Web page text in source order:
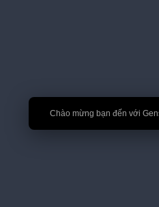
🎉 Chào mừng bạn đến với